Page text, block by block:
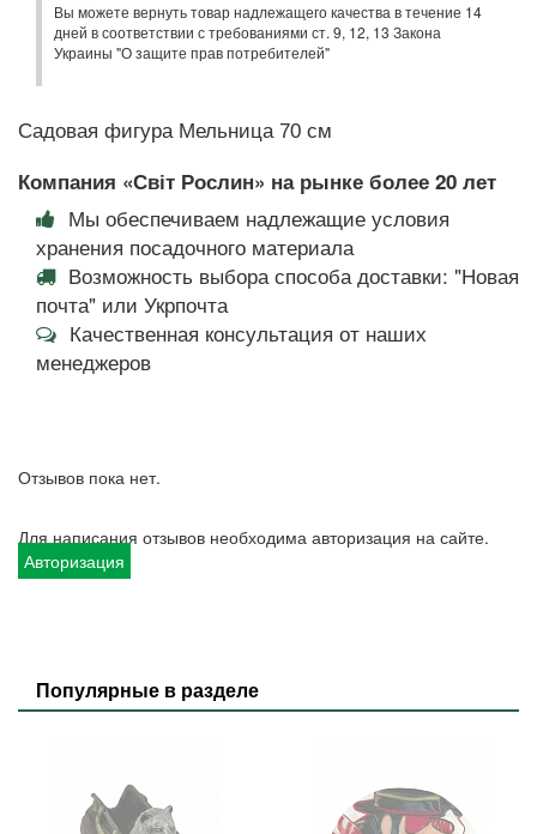
Вы можете вернуть товар надлежащего качества в течение 14
дней в соответствии с требованиями ст. 9, 12, 13 Закона
Украины "О защите прав потребителей"
Садовая фигура Мельница 70 см
Компания «Світ Рослин» на рынке более 20 лет
Мы обеспечиваем надлежащие условия
хранения посадочного материала
Возможность выбора способа доставки: "Новая
почта" или Укрпочта
Качественная консультация от наших
менеджеров
Отзывов пока нет.
Для написания отзывов необходима авторизация на сайте.
Авторизация
Популярные в разделе